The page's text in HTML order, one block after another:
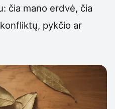
čia mano erdvė, čia
pykčio ar